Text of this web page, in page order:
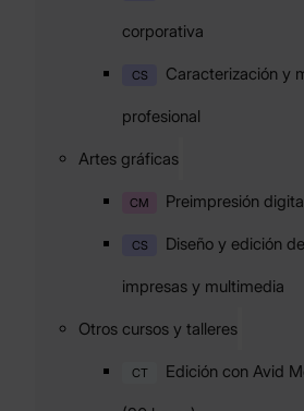
corporativa
CS Caracterización y
profesional
Artes gráficas
CM Preimpresión
CS Diseño y edición
impresas y multimedia
Otros cursos y talleres
CT Edición con Avid